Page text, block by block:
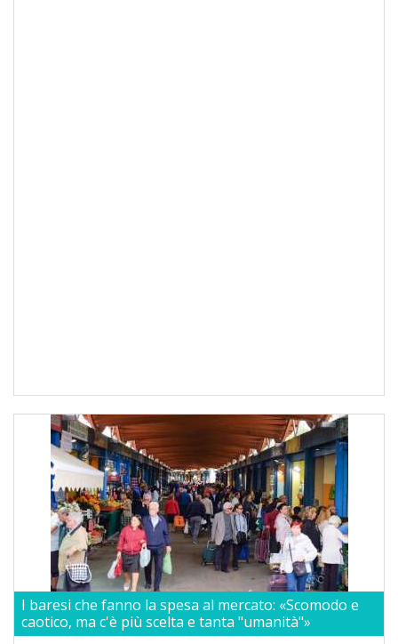
I baresi che fanno la spesa al mercato: «Scomodo e
caotico, ma c'è più scelta e tanta "umanità"»